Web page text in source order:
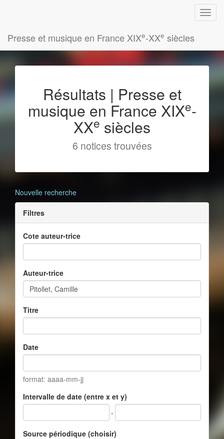
Presse et musique en France XIXe-XXe siècles
Résultats | Presse et
musique en France XIXe-
XXe siècles
6 notices trouvées
Nouvelle recherche
Filtres
Cote auteur-trice
Auteur-trice
Titre
Date
format: aaaa-mm-jj
Intervalle de date (entre x et y)
-
Source périodique (choisir)